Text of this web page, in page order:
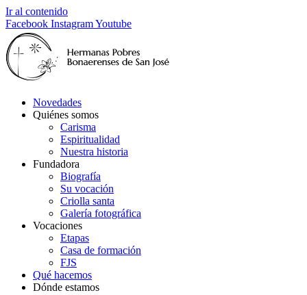
Ir al contenido
Facebook InstagramYoutube
Novedades
Quiénes somos
Carisma
Espiritualidad
Nuestra historia
Fundadora
Biografía
Su vocación
Criolla santa
Galería fotográfica
Vocaciones
Etapas
Casa de formación
FJS
Qué hacemos
Dónde estamos